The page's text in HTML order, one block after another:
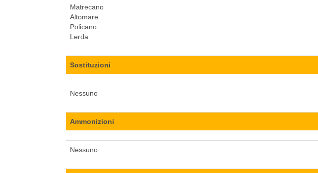
Matrecano
Altomare
Policano
Lerda
Sostituzioni
Nessuno
Ammonizioni
Nessuno